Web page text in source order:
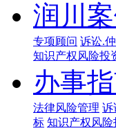
润川案
专项顾问 诉讼.
知识产权风险投
办事
法律风险管理 诉
标 知识产权风险